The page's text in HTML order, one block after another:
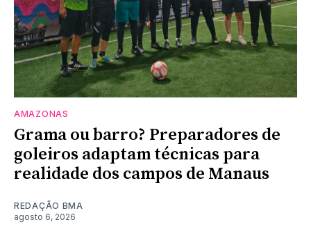
AMAZONAS
Grama ou barro? Preparadores de
goleiros adaptam técnicas para
realidade dos campos de Manaus
REDAÇÃO BMA
agosto 6, 2026